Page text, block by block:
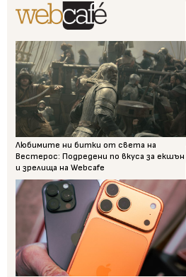
Любимите ни битки от света на
Вестерос: Подредени по вкуса за екшън
и зрелища на Webcafe